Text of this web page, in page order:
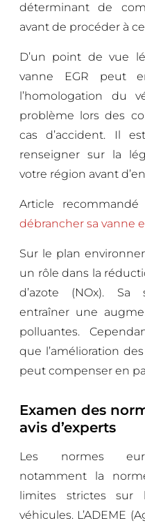
déterminant de
avant de procéder à
D’un point de vue
vanne EGR peut
l’homologation du
problème lors des
cas d’accident. Il
renseigner sur la
votre région avant
Article recommandé
débrancher sa vanne
Sur le plan
un rôle dans la
d’azote (NOx).
entraîner une
polluantes.
que l’amélioration
peut compenser en
Examen des
avis d’experts
Les normes
notamment la
limites strictes sur
véhicules. L’ADEME